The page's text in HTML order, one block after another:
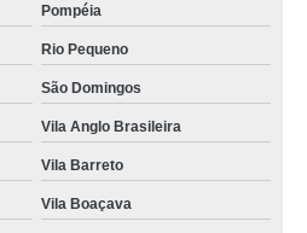
defeito valores Barra Funda
problema orçamento Santa Efigênia
tecnica av casa verde
não liga Bixiga
Leopoldina
electrolux rua joao ruthe
Pompéia
Rio Pequeno
São Domingos
Vila Anglo Brasileira
Vila Barreto
Vila Boaçava